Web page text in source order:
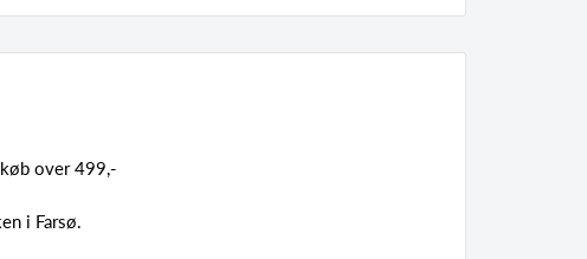
over 499,-
i Farsø.